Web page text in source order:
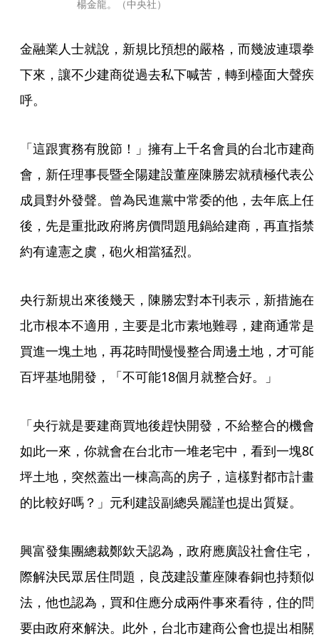
楊金龍。（中央社）
金融業人士就說，新規比預想的嚴格，而幾波連環拳
下來，讓不少建商從過去私下喊苦，轉到檯面大聲疾
呼。
「這跟實務有脫節！」擁有上千名會員的台北市建商
會，新任理事長暨全陽建設董座陳勝宏就積極代表公
成員對外發聲。曾為民進黨中常委的他，去年底上任
後，先是重批政府將房價問題甩鍋給建商，再直指禁
約有違憲之虞，砲火相當猛烈。
央行新規出來後幾天，陳勝宏對本刊表示，新措施在
北市根本不適用，主要是北市素地難尋，建商通常是
買進一塊土地，再花時間慢慢整合周邊土地，才可能
百坪基地開發，「不可能18個月就整合好。」
「央行就是要建商買地後趕快開發，不給整合的機會
如此一來，你就會在台北市一堆老宅中，看到一塊80
坪土地，突然蓋出一棟高高的房子，這樣對都市計畫
的比較好嗎？」元利建設副總吳麗謹也提出質疑。
興富發集團總裁鄭欽天認為，政府應廣設社會住宅，
際解決民眾居住問題，良茂建設董座陳春銅也持類似
法，他也認為，買和住應分成兩件事來看待，住的問
要由政府來解決。此外，台北市建商公會也提出相關